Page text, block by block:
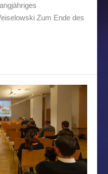
Zum Ende des